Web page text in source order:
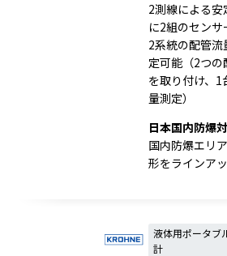
2測線による
に2組のセンサ
2系統の配管
定可能（2つ
を取り付け、
量測定）
日本国内防爆
国内防爆エリ
形をラインア
液体用ポータブ
計